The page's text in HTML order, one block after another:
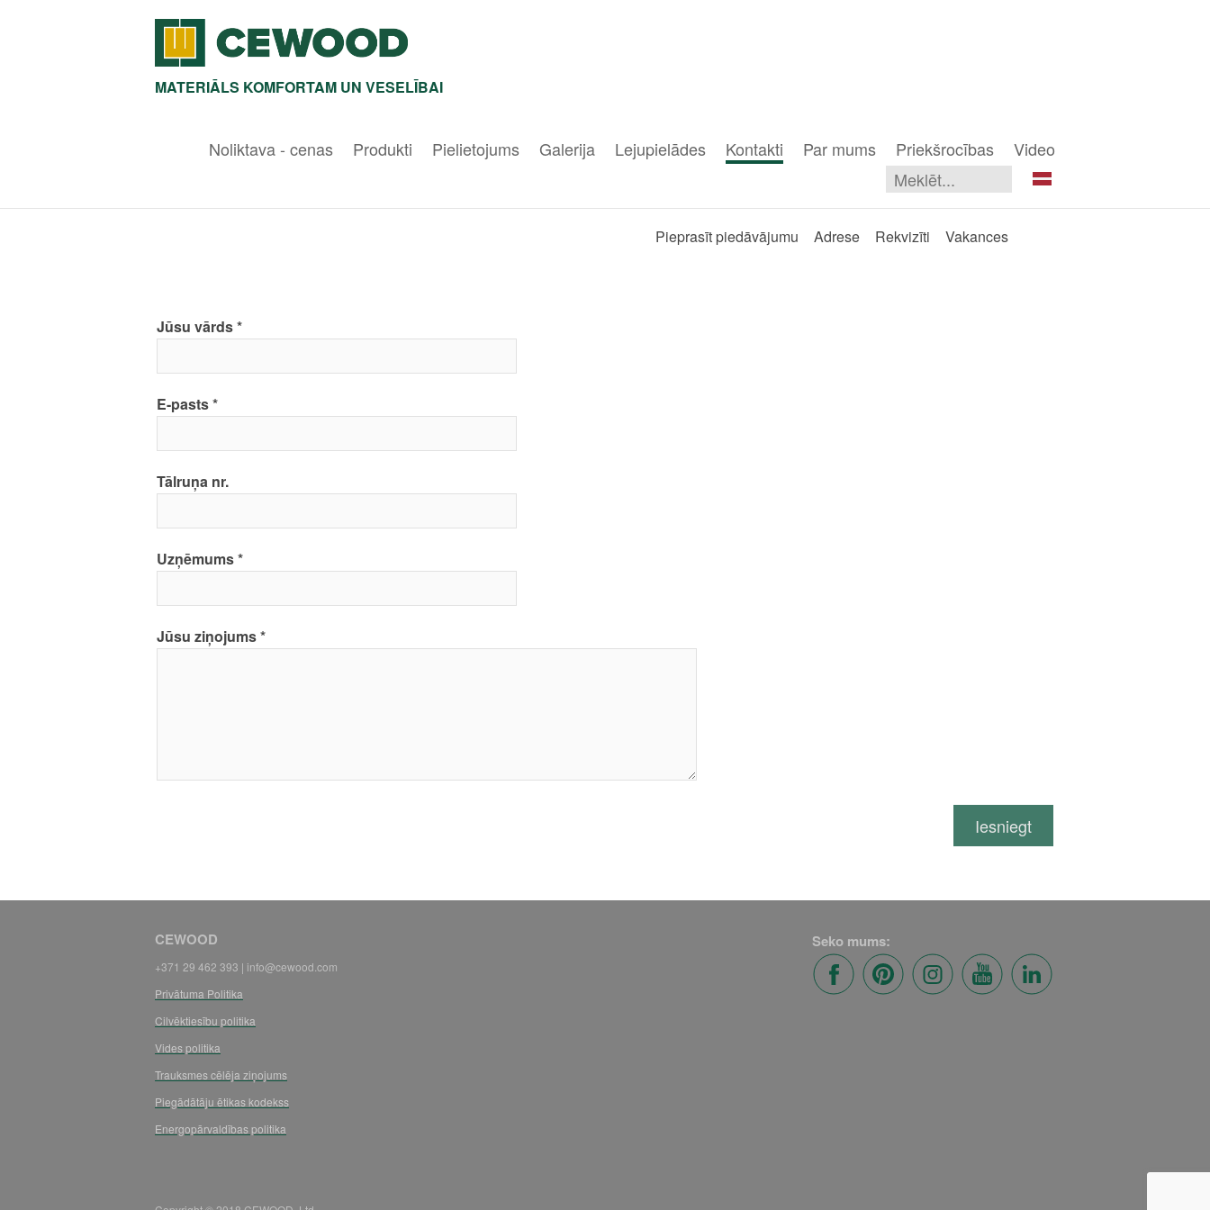
MATERIĀLS KOMFORTAM UN VESELĪBAI
Noliktava - cenas Produkti Pielietojums Galerija Lejupielādes Kontakti Par mums Priekšrocības Video
Pieprasīt piedāvājumu Adrese Rekvizīti Vakances
Jūsu vārds
E-pasts
Tālruņa nr.
Uzņēmums
Jūsu ziņojums
CEWOOD
+371 29 462 393 | info@cewood.com
Privātuma Politika
Cilvēktiesību politika
Vides politika
Trauksmes cēlēja ziņojums
Piegādātāju ētikas kodekss
Energopārvaldības politika
Seko mums: